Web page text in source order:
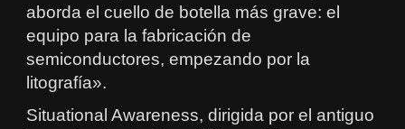
aborda el cuello de botella más grave: el
equipo para la fabricación de
semiconductores, empezando por la
litografía».
Situational Awareness, dirigida por el antiguo